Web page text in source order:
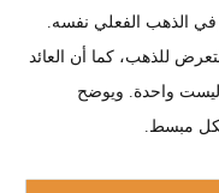
في الذهب الفعلي نفسه.
للذهب، كما أن العائد
ليست واحدة. ويوضح
مبسط.